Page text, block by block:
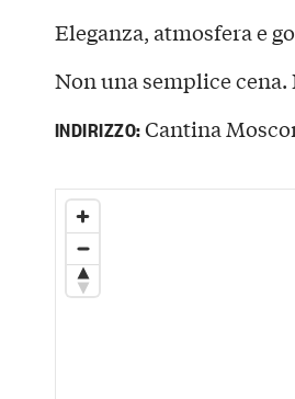
Eleganza, atmosfera e
Non una semplice
INDIRIZZO:Cantina